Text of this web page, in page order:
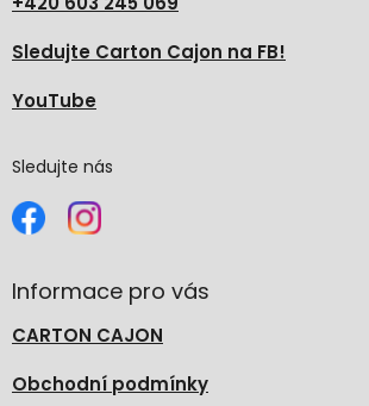
Sledujte Carton Cajon na FB!
YouTube
Sledujte nás
Informace pro vás
CARTON CAJON
Obchodní podmínky